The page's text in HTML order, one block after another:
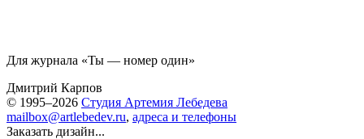
Для журнала «Ты — номер один»
Дмитрий Карпов
© 1995–2026 Студия Артемия Лебедева
mailbox@artlebedev.ru, адреса и телефоны
Заказать дизайн...